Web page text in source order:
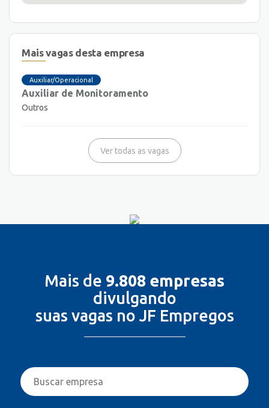
Mais vagas desta empresa
Auxiliar/Operacional
Auxiliar de Monitoramento
Outros
Ver todas as vagas
Mais de 9.808 empresas
divulgando
suas vagas no JF Empregos